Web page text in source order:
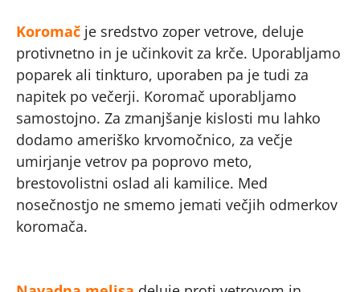
Koromač je sredstvo zoper vetrove, deluje
protivnetno in je učinkovit za krče. Uporabljamo
poparek ali tinkturo, uporaben pa je tudi za
napitek po večerji. Koromač uporabljamo
samostojno. Za zmanjšanje kislosti mu lahko
dodamo ameriško krvomočnico, za večje
umirjanje vetrov pa poprovo meto,
brestovolistni oslad ali kamilice. Med
nosečnostjo ne smemo jemati večjih odmerkov
koromača.